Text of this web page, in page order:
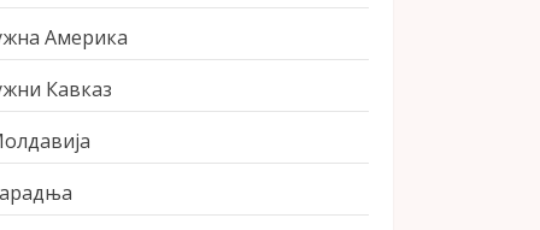
Америка
Кавказ